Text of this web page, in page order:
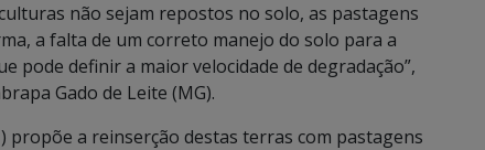
não sejam repostos no solo, as pastagens
a falta de um correto manejo do solo para a
pode definir a maior velocidade de degradação”,
Gado de Leite (MG).
propõe a reinserção destas terras com pastagens